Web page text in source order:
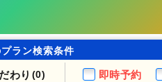
プラン検索条件
わり (0) 即時予約